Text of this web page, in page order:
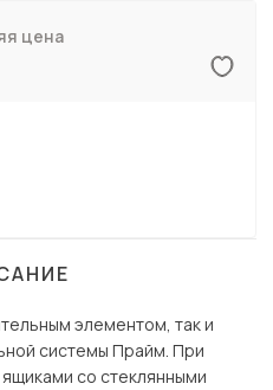
цена
элементом, так и
системы Прайм. При
со стеклянными